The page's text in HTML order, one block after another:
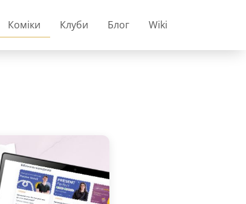
Коміки Клуби Блог Wiki